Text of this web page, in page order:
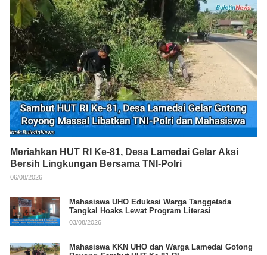
Meriahkan HUT RI Ke-81, Desa Lamedai Gelar Aksi
Bersih Lingkungan Bersama TNI-Polri
06/08/2026
Mahasiswa UHO Edukasi Warga Tanggetada
Tangkal Hoaks Lewat Program Literasi
03/08/2026
Mahasiswa KKN UHO dan Warga Lamedai Gotong